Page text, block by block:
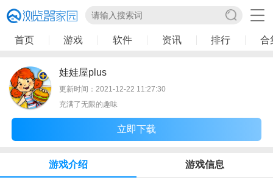
首页 游戏 软件 资讯 排行 合
娃娃屋plus
更新时间：2021-12-22 11:27:30
充满了无限的趣味
立即下载
游戏介绍 游戏信息